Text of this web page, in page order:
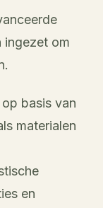
ingezet om
basis van
materialen
en